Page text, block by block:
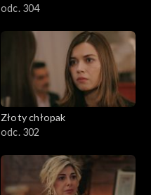
odc. 304
Złoty chłopak
odc. 302